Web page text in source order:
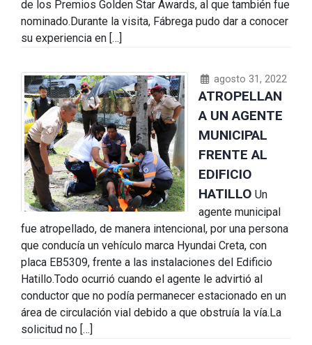
de los Premios Golden Star Awards, al que también fue
nominado.Durante la visita, Fábrega pudo dar a conocer
su experiencia en […]
agosto 31, 2022
ATROPELLAN
A UN AGENTE
MUNICIPAL
FRENTE AL
EDIFICIO
HATILLO Un
agente municipal
fue atropellado, de manera intencional, por una persona
que conducía un vehículo marca Hyundai Creta, con
placa EB5309, frente a las instalaciones del Edificio
Hatillo.Todo ocurrió cuando el agente le advirtió al
conductor que no podía permanecer estacionado en un
área de circulación vial debido a que obstruía la vía.La
solicitud no […]